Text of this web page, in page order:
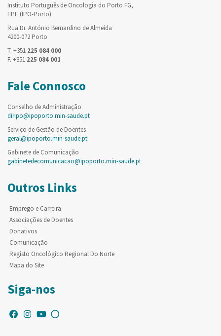
Instituto Português de Oncologia do Porto FG,
EPE (IPO-Porto)
Rua Dr. António Bernardino de Almeida
4200-072 Porto
T. +351 225 084 000
F. +351 225 084 001
Fale Connosco
Conselho de Administração
diripo@ipoporto.min-saude.pt
Serviço de Gestão de Doentes
geral@ipoporto.min-saude.pt
Gabinete de Comunicação
gabinetedecomunicacao@ipoporto.min-saude.pt
Outros Links
Emprego e Carreira
Associações de Doentes
Donativos
Comunicação
Registo Oncológico Regional Do Norte
Mapa do Site
Siga-nos